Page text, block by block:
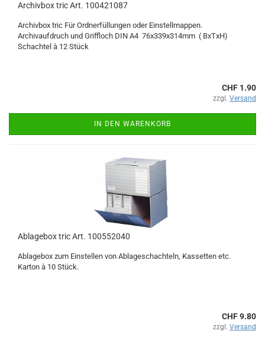
Archivbox tric Art. 100421087
Archivbox tric Für Ordnerfüllungen oder Einstellmappen.
Archivaufdruch und Griffloch DIN A4 76x339x314mm ( BxTxH)
Schachtel à 12 Stück
CHF 1.90
zzgl. Versand
IN DEN WARENKORB
Ablagebox tric Art. 100552040
Ablagebox zum Einstellen von Ablageschachteln, Kassetten etc.
Karton à 10 Stück.
CHF 9.80
zzgl. Versand